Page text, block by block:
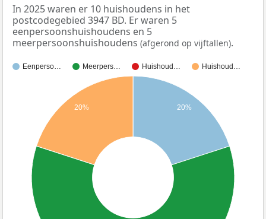
In 2025 waren er 10 huishoudens in het
postcodegebied 3947 BD. Er waren 5
eenpersoonshuishoudens en 5
meerpersoonshuishoudens (afgerond op vijftallen).
Eenperso… Meerpers… Huishoud… Huishoud…
20%
20%